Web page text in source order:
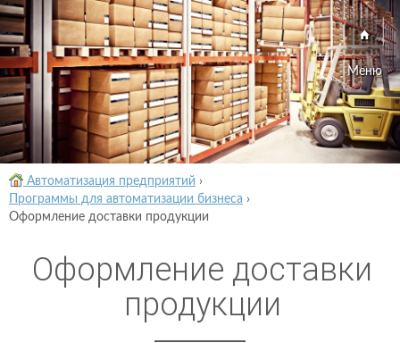
Меню
Автоматизация предприятий ›
Программы для автоматизации бизнеса ›
Оформление доставки продукции
Оформление доставки
продукции